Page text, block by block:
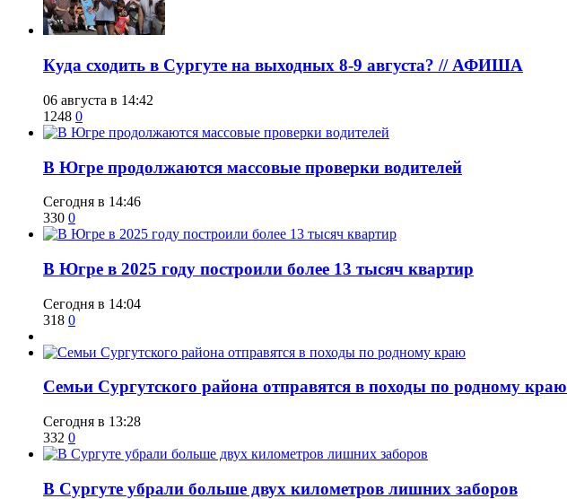
​Куда сходить в Сургуте на выходных 8-9 августа? // АФИША
06 августа в 14:42
1248 0
​В Югре продолжаются массовые проверки водителей
Сегодня в 14:46
330 0
​В Югре в 2025 году построили более 13 тысяч квартир
Сегодня в 14:04
318 0
​Семьи Сургутского района отправятся в походы по родному краю
Сегодня в 13:28
332 0
​В Сургуте убрали больше двух километров лишних заборов